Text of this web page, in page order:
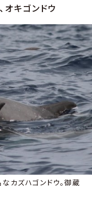
オキゴンドウ
カズハゴンドウ。御蔵